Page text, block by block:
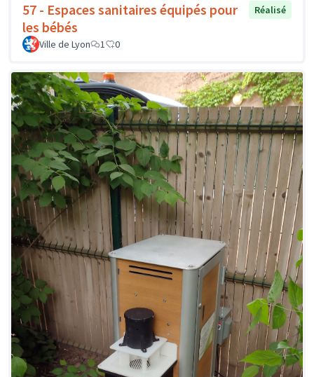
57 - Espaces sanitaires équipés pour
les bébés
Réalisé
Ville de Lyon 1 0